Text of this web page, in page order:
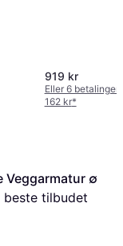
919 kr
Eller 6 betalinger
162 kr*
Veggarmatur ∅
tilbudet